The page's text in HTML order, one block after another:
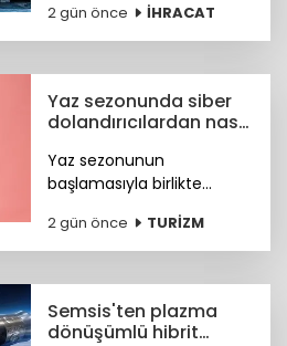
yüzde 11,7 artışla 7,2 milyar
dolara, çelik ihracatı ise
2 gün önce İHRACAT
Yaz sezonunda siber
dolandırıcılardan nasıl
Yaz sezonunun
başlamasıyla birlikte
hareketlilik, siber suçlular
için finansal kazanç odaklı
nasıl korunacağız?
2 gün önce TURİZM
Semsis'ten plazma
dönüşümlü hibrit